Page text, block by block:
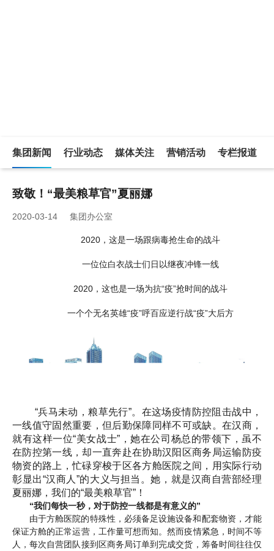
集团新闻 行业动态 媒体关注 营销活动 专栏报道
致敬！“最美粮草官”夏丽娜
2020-03-14 集团办公室
2020，这是一场跟病毒抢生命的战斗
一位位白衣战士们日以继夜冲锋一线
2020，这也是一场为抗“疫”抢时间的战斗
一个个无名英雄“疫”呼百应逆行战“疫”大后方
“兵马未动，粮草先行”。在这场疫情防控阻击战中，
一线值守固然重要，但后勤保障同样不可或缺。在汉商，
就有这样一位“美女战士”，她在公司杨总的带领下，虽不
在防控第一线，却一直奔赴在协助汉阳区商务局运输防疫
物资的路上，忙碌穿梭于区各方舱医院之间，用实际行动
彰显出“汉商人”的大义与担当。她，就是汉商自营部经理
夏丽娜，我们的“最美粮草官”！
“我们每快一秒，对于防控一线都是有意义的”
由于方舱医院的特殊性，必须备足设施设备和配套物资，才能
保证方舱的正常运营，工作量可想而知。然而疫情紧急，时间不等
人，每次自营团队接到区商务局订单到完成交货，筹备时间往往仅